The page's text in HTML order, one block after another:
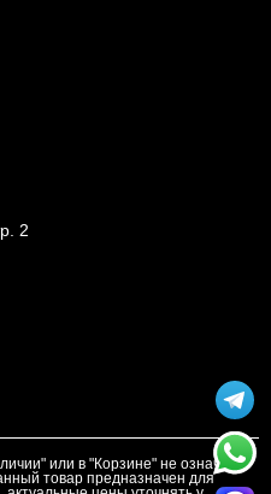
2
или в "Корзине" не означает
товар предназначен для